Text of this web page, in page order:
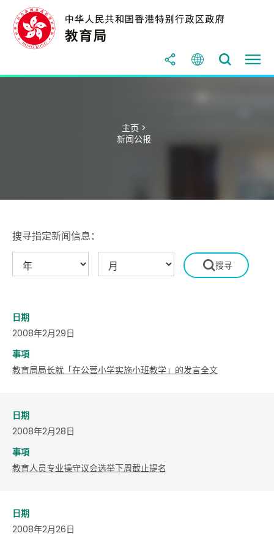
主页 >
新闻公报
搜寻指定新闻信息：
日期
2008年2月29日
事項
教育局局长就「在公营小学实施小班教学」的发言全文
日期
2008年2月28日
事項
教育人员专业操守议会选举下周截止提名
日期
2008年2月26日